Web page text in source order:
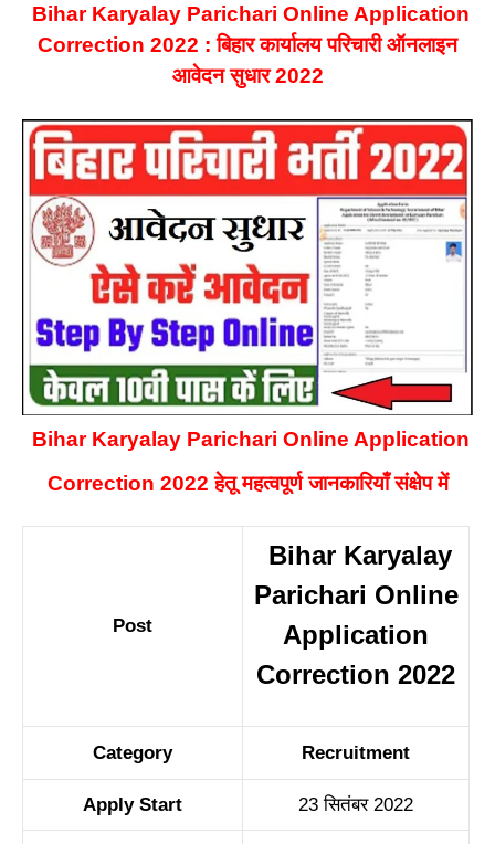
Bihar Karyalay Parichari Online Application
Correction 2022 : बिहार कार्यालय परिचारी ऑनलाइन
आवेदन सुधार 2022
Bihar Karyalay Parichari Online Application
Correction 2022 हेतू महत्वपूर्ण जानकारियाँ संक्षेप में
Post
Bihar Karyalay
Parichari Online
Application
Correction 2022
Category Recruitment
Apply Start 23 सितंबर 2022